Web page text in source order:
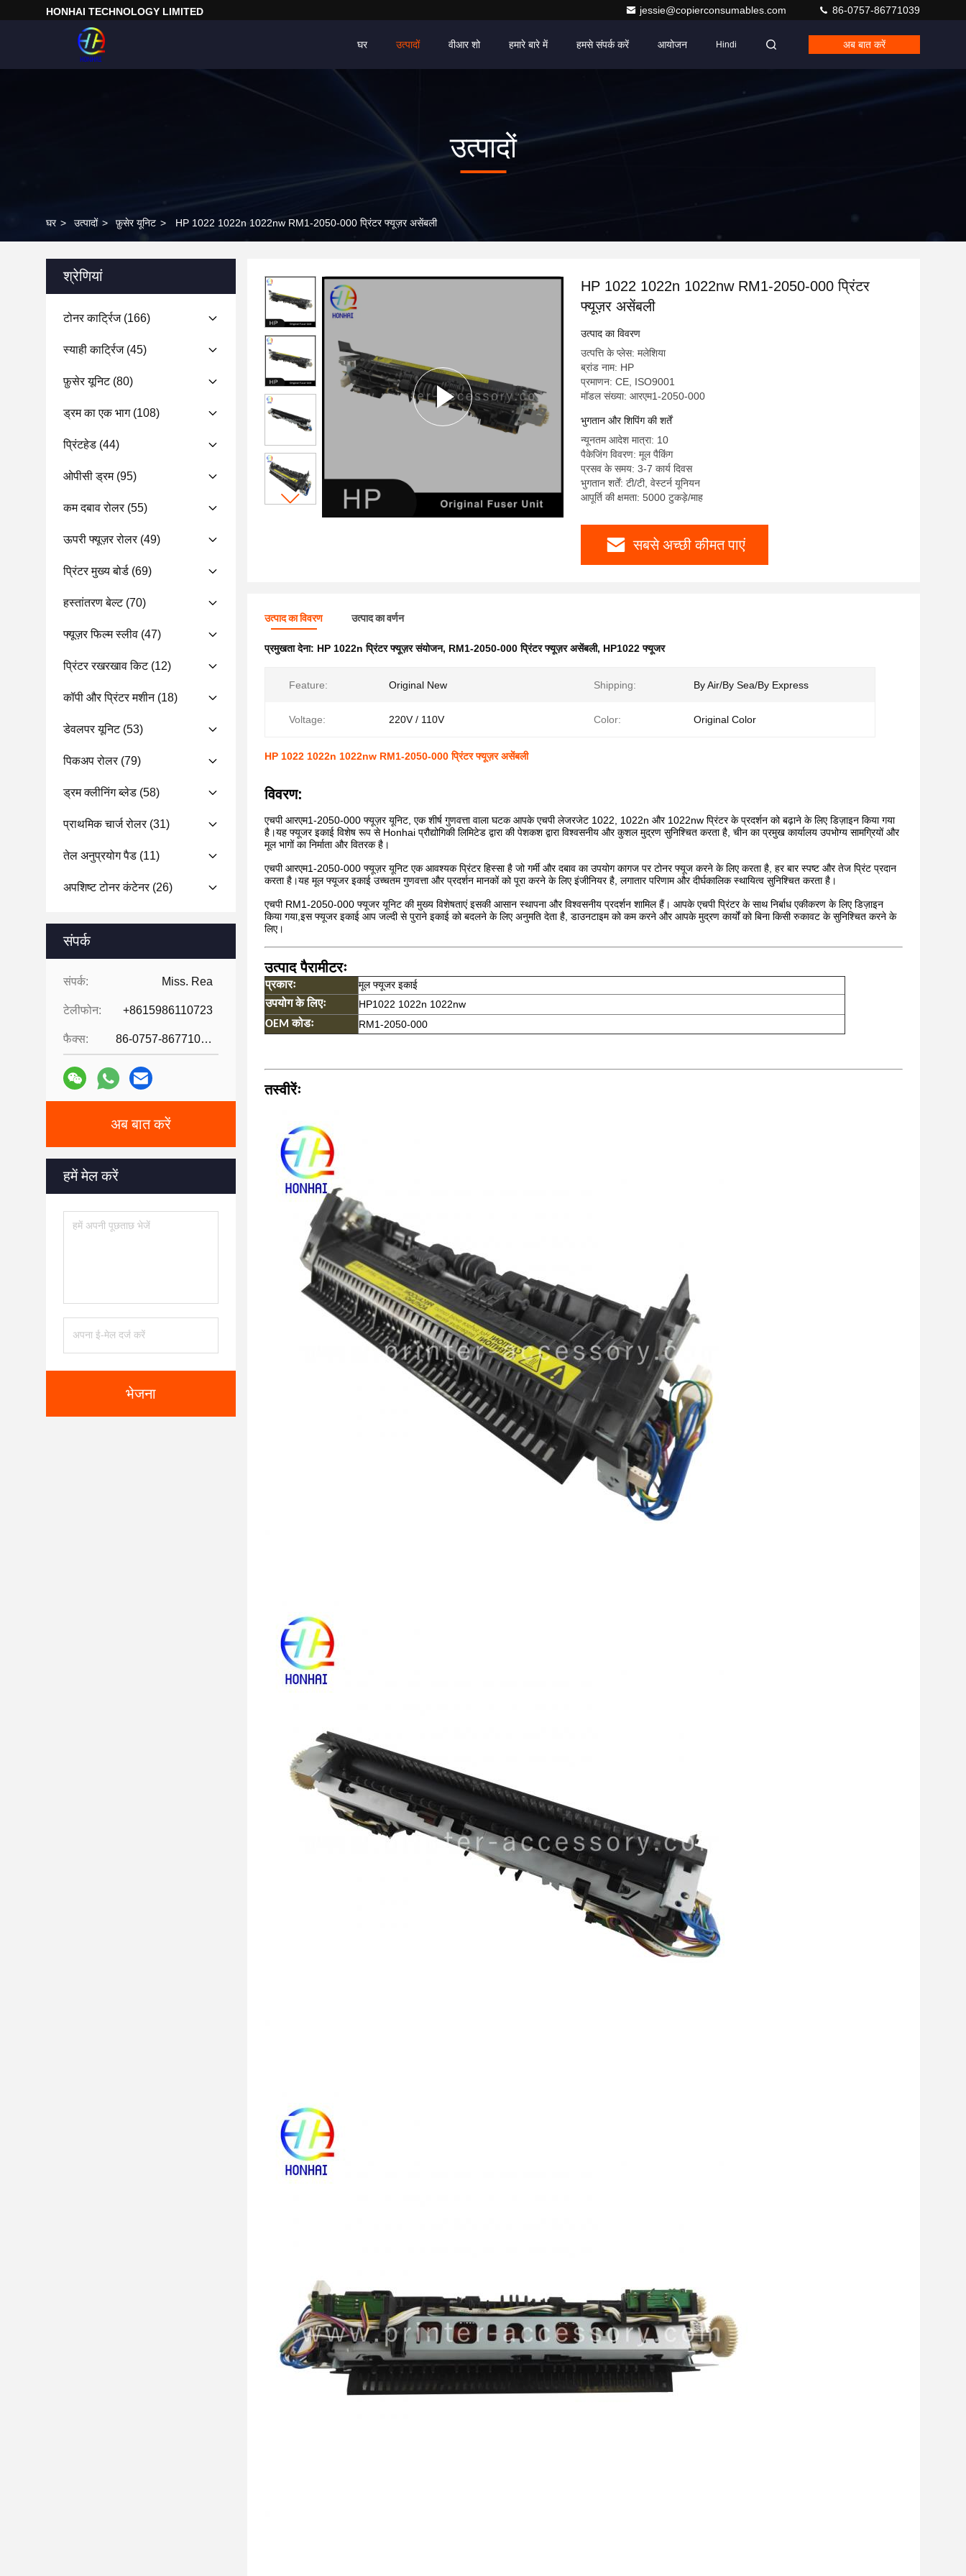
HONHAI TECHNOLOGY LIMITED jessie@copierconsumables.com 86-0757-86771039
घर उत्पादों वीआर शो हमारे बारे में हमसे संपर्क करें आयोजन Hindi अब बात करें
उत्पादों
घर > उत्पादों > फ़ुसेर यूनिट > HP 1022 1022n 1022nw RM1-2050-000 प्रिंटर फ्यूज़र असेंबली
श्रेणियां
टोनर कार्ट्रिज(166)
स्याही कार्ट्रिज(45)
फ़ुसेर यूनिट(80)
ड्रम का एक भाग(108)
प्रिंटहेड (44)
ओपीसी ड्रम(95)
कम दबाव रोलर(55)
ऊपरी फ्यूज़र रोलर(49)
प्रिंटर मुख्य बोर्ड (69)
हस्तांतरण बेल्ट(70)
फ्यूज़र फिल्म स्लीव (47)
प्रिंटर रखरखाव किट(12)
कॉपी और प्रिंटर मशीन(18)
डेवलपर यूनिट(53)
पिकअप रोलर(79)
ड्रम क्लीनिंग ब्लेड (58)
प्राथमिक चार्ज रोलर(31)
तेल अनुप्रयोग पैड (11)
अपशिष्ट टोनर कंटेनर(26)
संपर्क
संपर्क: Miss. Rea
टेलीफोन: +8615986110723
फैक्स: 86-0757-86771039
अब बात करें
हमें मेल करें
भेजना
HP 1022 1022n 1022nw RM1-2050-000 प्रिंटर
फ्यूज़र असेंबली
उत्पाद का विवरण
उत्पत्ति के प्लेस: मलेशिया
ब्रांड नाम: HP
प्रमाणन: CE, ISO9001
मॉडल संख्या: आरएम1-2050-000
भुगतान और शिपिंग की शर्तें
न्यूनतम आदेश मात्रा: 10
पैकेजिंग विवरण: मूल पैकिंग
प्रसव के समय: 3-7 कार्य दिवस
भुगतान शर्तें: टी/टी, वेस्टर्न यूनियन
आपूर्ति की क्षमता: 5000 टुकड़े/माह
सबसे अच्छी कीमत पाएं
उत्पाद का विवरण उत्पाद का वर्णन
प्रमुखता देना: HP 1022n प्रिंटर फ्यूज़र संयोजन, RM1-2050-000 प्रिंटर फ्यूज़र असेंबली, HP1022 फ्यूजर
Feature: Original New Shipping: By Air/By Sea/By Express
Voltage: 220V / 110V Color: Original Color
HP 1022 1022n 1022nw RM1-2050-000 प्रिंटर फ्यूज़र असेंबली
विवरण:
एचपी आरएम1-2050-000 फ्यूज़र यूनिट, एक शीर्ष गुणवत्ता वाला घटक आपके एचपी लेजरजेट 1022, 1022n और 1022nw प्रिंटर के प्रदर्शन को बढ़ाने के लिए डिज़ाइन किया गया
है।यह फ्यूजर इकाई विशेष रूप से Honhai प्रौद्योगिकी लिमिटेड द्वारा की पेशकश द्वारा विश्वसनीय और कुशल मुद्रण सुनिश्चित करता है, चीन का प्रमुख कार्यालय उपभोग्य सामग्रियों और
मूल भागों का निर्माता और वितरक है।
एचपी आरएम1-2050-000 फ्यूज़र यूनिट एक आवश्यक प्रिंटर हिस्सा है जो गर्मी और दबाव का उपयोग कागज पर टोनर फ्यूज करने के लिए करता है, हर बार स्पष्ट और तेज प्रिंट प्रदान
करता है।यह मूल फ्यूजर इकाई उच्चतम गुणवत्ता और प्रदर्शन मानकों को पूरा करने के लिए इंजीनियर है, लगातार परिणाम और दीर्घकालिक स्थायित्व सुनिश्चित करता है।
एचपी RM1-2050-000 फ्यूजर यूनिट की मुख्य विशेषताएं इसकी आसान स्थापना और विश्वसनीय प्रदर्शन शामिल हैं। आपके एचपी प्रिंटर के साथ निर्बाध एकीकरण के लिए डिज़ाइन
किया गया,इस फ्यूजर इकाई आप जल्दी से पुराने इकाई को बदलने के लिए अनुमति देता है, डाउनटाइम को कम करने और आपके मुद्रण कार्यों को बिना किसी रुकावट के सुनिश्चित करने के
लिए।
उत्पाद पैरामीटरः
प्रकारः
मूल फ्यूजर इकाई
उपयोग के लिएः
HP1022 1022n 1022nw
OEM कोडः
RM1-2050-000
तस्वीरेंः